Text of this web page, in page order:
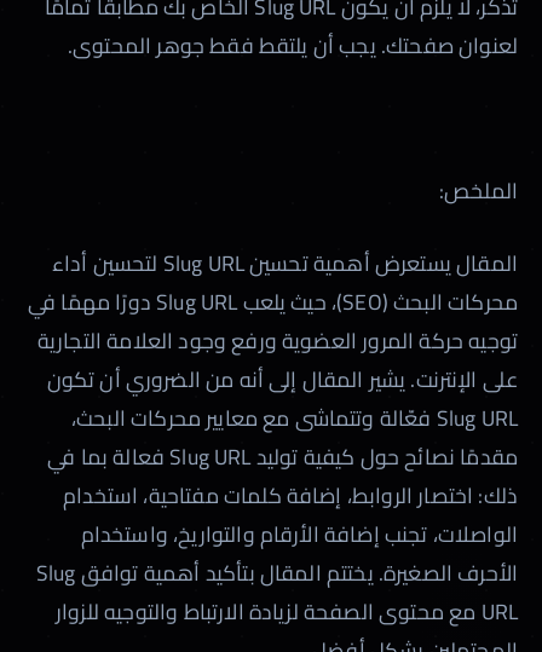
لعنوان صفحتك. يجب أن يلتقط فقط جوهر المحتوى.
الملخص:
المقال يستعرض أهمية تحسين Slug URL لتحسين أداء
محركات البحث (SEO)، حيث يلعب Slug URL دورًا مهمًا في
توجيه حركة المرور العضوية ورفع وجود العلامة التجارية
على الإنترنت. يشير المقال إلى أنه من الضروري أن تكون
Slug URL فعّالة وتتماشى مع معايير محركات البحث،
مقدمًا نصائح حول كيفية توليد Slug URL فعالة بما في
ذلك: اختصار الروابط، إضافة كلمات مفتاحية، استخدام
الواصلات، تجنب إضافة الأرقام والتواريخ، واستخدام
الأحرف الصغيرة. يختتم المقال بتأكيد أهمية توافق Slug
URL مع محتوى الصفحة لزيادة الارتباط والتوجيه للزوار